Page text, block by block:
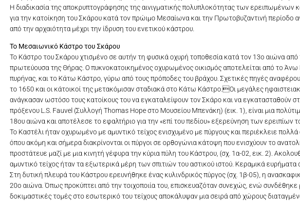
Η διαδικασία της αποκρυπτογράφησης της αινιγματικής πολυπλοκότητας των ερειπωμένων
για την κατοίκηση του Σκάρου κατά τον πρώιμο Μεσαίωνα και την Πρωτοβυζαντινή περίοδο
από την αρχαιότητα μέχρι την ίδρυση του ενετικού κάστρου.
Το Μεσαιωνικό Κάστρο του Σκάρου
Το Κάστρο του Σκάρου χτισμένο σε αυτήν τη φυσικά οχυρή τοποθεσία κατά τον 13ο αιώνα
πρωτεύουσα της Θήρας. Ο πυκνοκατοικημένος οχυρωμένος οικισμός αποτελείται από το
πυρήνας, και το Κάτω Κάστρο, γύρω από τους πρόποδες του βράχου. Σχετικές πηγές
το 1650 και οι κάτοικοί της μετακόμισαν σταδιακά στο Κάτω Κάστρο.Οι μεγάλες
ανάγκασαν ωστόσο τους κατοίκους του να εγκαταλείψουν τον Σκάρο και να εγκατασταθούν
πρόξενου L.S. Fauvel (Συλλογή Thomas Hope στο Μουσείου Μπενάκη) (εικ. 1), είναι μια
18ου αιώνα και αποτέλεσε το εφαλτήριο για την «επί του πεδίου» εξερεύνηση των ερειπίων
Το Καστέλι ήταν οχυρωμένο με αμυντικό τείχος ενισχυμένο με πύργους και περιέκλειε
όπου ακόμη και σήμερα διακρίνονται οι πύργοι σε ορθογώνια κάτοψη που ενισχύουν το
προστάτευε μαζί με μια κινητή γέφυρα την κύρια πύλη του Κάστρου, (σχ. 1α-02, εικ. 2).
αμυντικό τείχος ήταν τα εξωτερικά μέρη των σπιτιών του αστικού ιστού. Κεραμικά
Στη δυτική πλευρά του Κάστρου ερευνήθηκε ένας κυλινδρικός πύργος (σχ. 1β-05), η
20ο αιώνα. Όπως προκύπτει από την τοιχοποιία του, επισκευαζόταν συνεχώς, ενώ συνδέθηκε
δοκιμαστικές τομές στο εσωτερικό του τείχους αποκάλυψαν μια σειρά από χώρους